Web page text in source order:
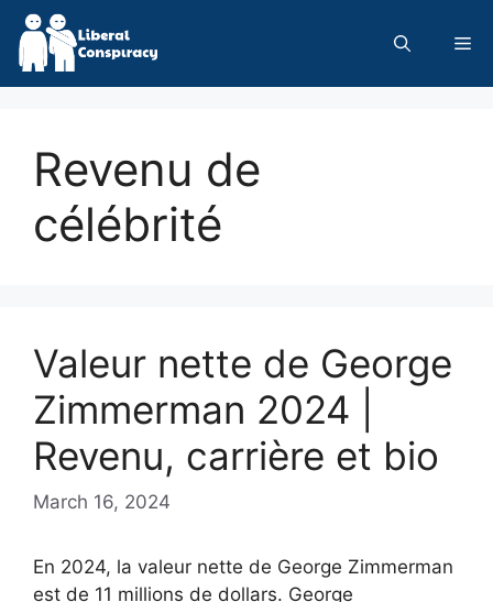
Skip
content
Revenu de
célébrité
Valeur nette de George
Zimmerman 2024 |
Revenu, carrière et bio
March 16, 2024
En 2024, la valeur nette de George Zimmerman
est de 11 millions de dollars. George